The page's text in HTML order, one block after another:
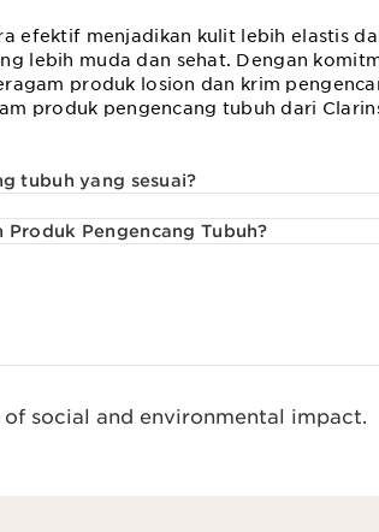
efektif menjadikan kulit lebih elastis
lebih muda dan sehat. Dengan
produk losion dan krim
produk pengencang tubuh dari
tubuh yang sesuai?
Pengencang Tubuh?
social and environmental impact.